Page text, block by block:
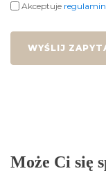
Akceptuje regulamin
WYŚLIJ
Może Ci się